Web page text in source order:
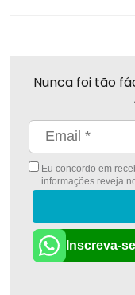
Nunca foi tão
Eu concordo em
informações reveja
Inscreva-se